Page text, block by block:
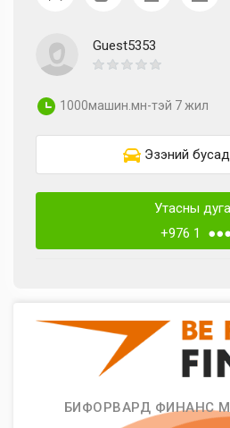
Guest5353
1000машин.мн-тэй 7 жил
Эзэний
Утасны
+976 1
БИФОРВАРД ФИНАНС